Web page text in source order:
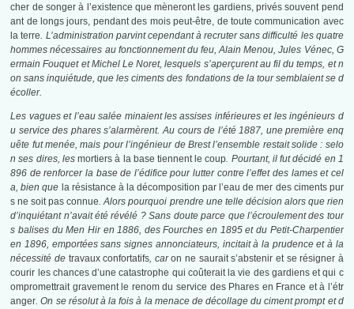
cher de songer à l’existence que mèneront les gardiens, privés souvent pend
ant de longs jours, pendant des mois peut-être, de toute communication avec
la terre. L’administration parvint cependant à recruter sans difficulté les quatre
hommes nécessaires au fonctionnement du feu, Alain Menou, Jules Vénec, G
ermain Fouquet et Michel Le Noret, lesquels s’aperçurent au fil du temps, et n
on sans inquiétude, que les ciments des fondations de la tour semblaient se d
écoller.
Les vagues et l’eau salée minaient les assises inférieures et les ingénieurs d
u service des phares s’alarmèrent. Au cours de l’été 1887, une première enq
uête fut menée, mais pour l’ingénieur de Brest l’ensemble restait solide : selo
n ses dires, lesmortiers à la base tiennent le coup. Pourtant, il fut décidé en 1
896 de renforcer la base de l’édifice pour lutter contre l’effet des lames et cel
a, bien que la résistance à la décomposition par l’eau de mer des ciments pur
s ne soit pas connue. Alors pourquoi prendre une telle décision alors que rien
d’inquiétant n’avait été révélé ? Sans doute parce que l’écroulement des tour
s balises du Men Hir en 1886, des Fourches en 1895 et du Petit-Charpentier
en 1896, emportées sans signes annonciateurs, incitait à la prudence et à la
nécessité de travaux confortatifs, caron ne saurait s’abstenir et se résigner à
courir les chances d’une catastrophe qui coûterait la vie des gardiens et qui c
ompromettrait gravement le renom du service des Phares en France et à l’étr
anger. On se résolut à la fois à la menace de décollage du ciment prompt et d